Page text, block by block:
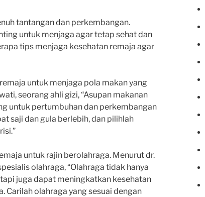
tantangan dan perkembangan.
untuk menjaga agar tetap sehat dan
tips menjaga kesehatan remaja agar
untuk menjaga pola makan yang
seorang ahli gizi, “Asupan makanan
untuk pertumbuhan dan perkembangan
saji dan gula berlebih, dan pilihlah
untuk rajin berolahraga. Menurut dr.
olahraga, “Olahraga tidak hanya
juga dapat meningkatkan kesehatan
Carilah olahraga yang sesuai dengan